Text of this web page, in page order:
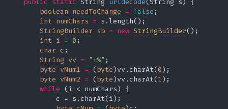
public static String urldecode(String s) {
boolean needToChange = false ;
int numChars = s.length();
StringBuilder sb = new StringBuilder();
int i = 0 ;
char c;
String vv = "+%" ;
byte vNum1 = (byte)vv.charAt(0);
byte vNum2 = (byte)vv.charAt(1);
while (i < numChars) {
            c = s.charAt(i);